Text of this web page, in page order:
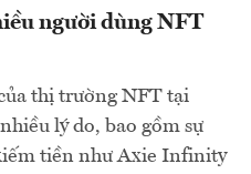
người dùng NFT
thị trường NFT tại
lý do, bao gồm sự
tiền như Axie Infinity